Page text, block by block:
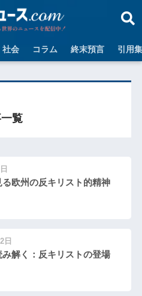
社会 コラム 終末預言 引用集
覧
欧州の反キリスト的精神
日
解く：反キリストの登場